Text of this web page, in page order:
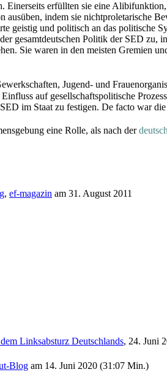
erfüllten sie eine
ausüben, indem sie nicht­proletarische
geistig und politisch an das politische
gesamtdeutschen Politik der SED zu,
Sie waren in den meisten Gremien
Jugend- und
auf gesellschafts­politische
im Staat zu festigen. De facto war
eine Rolle, als nach der
, ef-magazin am 31. August 2011
Linksabsturz Deutschlands, 24. Juni
Blog am 14. Juni 2020 (31:07 Min.)